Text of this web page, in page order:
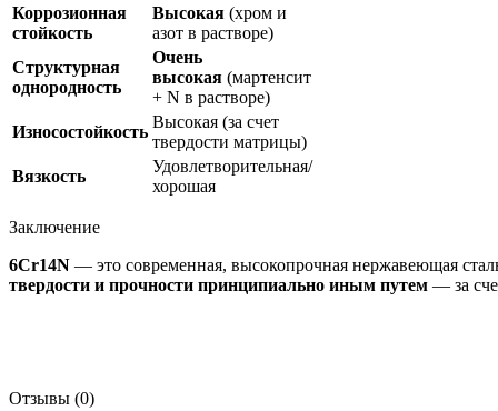
Коррозионная
стойкость
Высокая (хром и
азот в растворе)
Структурная
однородность
Очень
высокая (мартенсит
+ N в растворе)
Износостойкость
Высокая (за счет
твердости матрицы)
Вязкость
Удовлетворительная/
хорошая
Заключение
6Cr14N — это современная, высокопрочная нержавеющая
твердости и прочности принципиально иным путем — за
Отзывы (0)